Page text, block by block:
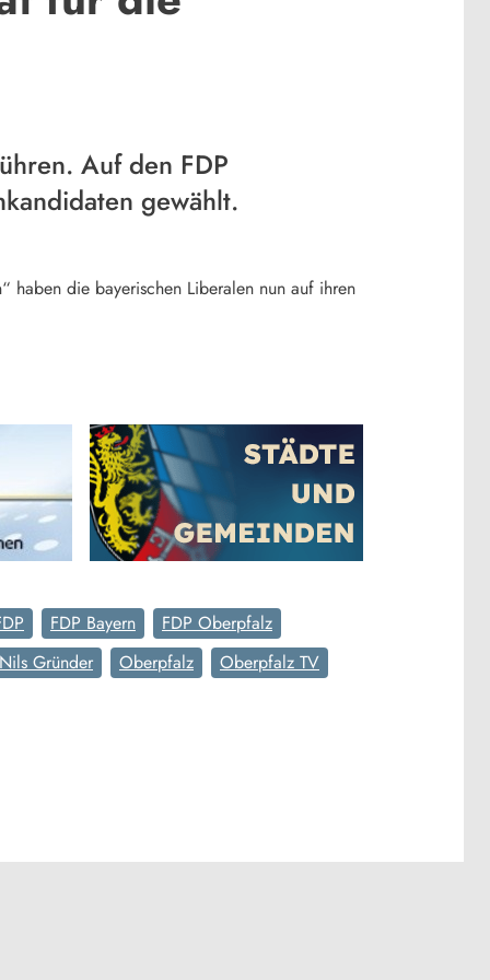
Auf den FDP
gewählt.
haben die bayerischen Liberalen nun auf ihren
FDP Bayern
FDP Oberpfalz
Nils Gründer Oberpfalz
Oberpfalz TV